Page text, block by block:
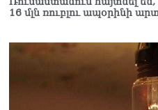
16 մլն ռուբլու ապօրինի